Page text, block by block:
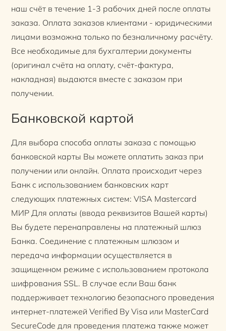
наш счёт в течение 1-3 рабочих дней после оплаты
заказа. Оплата заказов клиентами - юридическими
лицами возможна только по безналичному расчёту.
Все необходимые для бухгалтерии документы
(оригинал счёта на оплату, счёт-фактура,
накладная) выдаются вместе с заказом при
получении.
Банковской картой
Для выбора способа оплаты заказа с помощью
банковской карты Вы можете оплатить заказ при
получении или онлайн. Оплата происходит через
Банк с использованием банковских карт
следующих платежных систем: VISA Mastercard
МИР Для оплаты (ввода реквизитов Вашей карты)
Вы будете перенаправлены на платежный шлюз
Банка. Соединение с платежным шлюзом и
передача информации осуществляется в
защищенном режиме с использованием протокола
шифрования SSL. В случае если Ваш банк
поддерживает технологию безопасного проведения
интернет-платежей Verified By Visa или MasterCard
SecureCode для проведения платежа также может